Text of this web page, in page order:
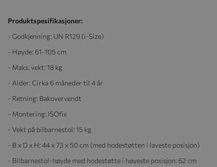
Produktspesifikasjoner:
- Godkjenning: UN R129 (i-Size)
- Høyde: 61-105 cm
- Maks. vekt: 18 kg
- Alder: Cirka 6 måneder til 4 år
- Retning: Bakovervendt
- Montering: ISOfix
- Vekt på bilbarnestol: 15 kg
- B x D x H: 44 x 73 x 50 cm (med hodestøtten i laveste posisjon)
- Bilbarnestol-høyde med hodestøtte i høyeste posisjon: 62 cm